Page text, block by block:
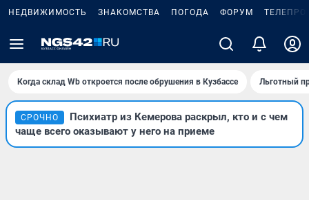
НЕДВИЖИМОСТЬ ЗНАКОМСТВА ПОГОДА ФОРУМ
Когда склад Wb откроется после обрушения в Кузбассе Льготный
СРОЧНО
Психиатр из Кемерова раскрыл, кто и с чем
чаще всего оказывают у него на приеме